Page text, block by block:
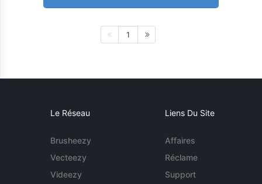
1
Le Réseau
Brusheezy
Vecteezy
Videezy
Liens Du Site
Affaires
Réclame
Support